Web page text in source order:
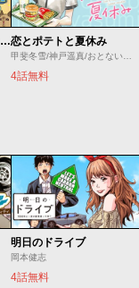
学習マンガ・理科 ウサウサ！恋とポテトと夏休み
甲斐冬雪/神戸遥真/おとないちあき
4話無料
明日のドライブ
岡本健志
4話無料